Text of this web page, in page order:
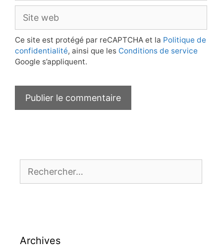
Site
Ce site est protégé par reCAPTCHA et la Politique de
confidentialité, ainsi que les Conditions de service
Google s’appliquent.
Archives